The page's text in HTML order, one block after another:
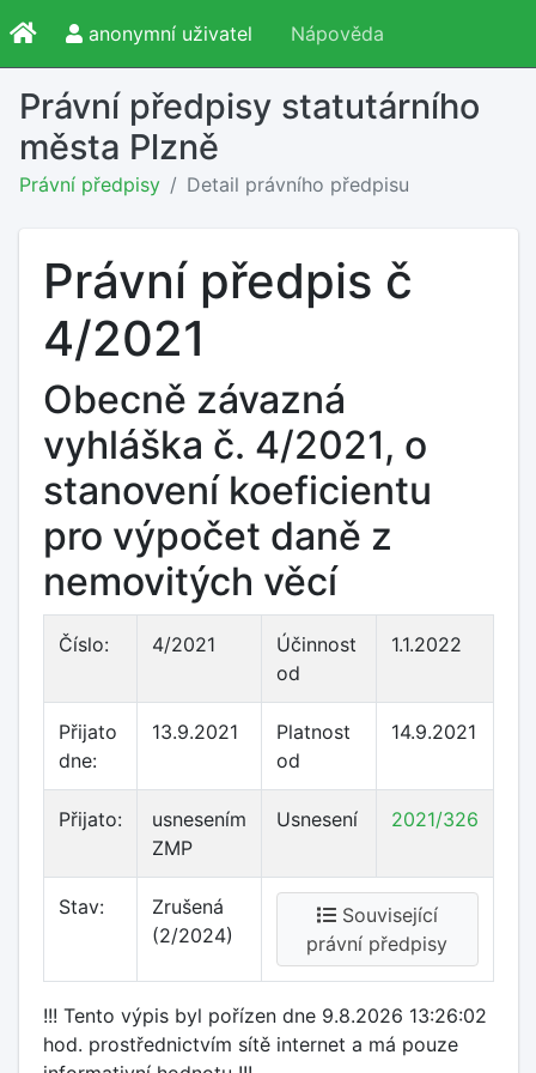
Nápověda
anonymní uživatel
Právní předpisy statutárního
města Plzně
Právní předpisy Detail právního předpisu
Právní předpis č
4/2021
Obecně závazná
vyhláška č. 4/2021, o
stanovení koeficientu
pro výpočet daně z
nemovitých věcí
Číslo: 4/2021
Účinnost
od
1.1.2022
Přijato
dne:
13.9.2021
Platnost
od
14.9.2021
Přijato:
usnesením
ZMP
Usnesení 2021/326
Stav:
Zrušená
(2/2024)
Související
právní předpisy
!!! Tento výpis byl pořízen dne 9.8.2026 13:26:02
hod. prostřednictvím sítě internet a má pouze